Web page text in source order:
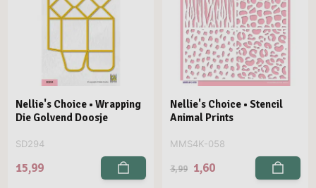
Nellie's Choice • Wrapping
Die Golvend Doosje
SD294
15,99
Nellie's Choice • Stencil
Animal Prints
MMS4K-058
3,99 1,60